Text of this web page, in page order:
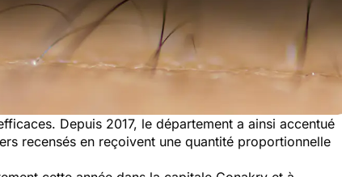
Depuis 2017, le département a ainsi accentué
recensés en reçoivent une quantité proportionnelle